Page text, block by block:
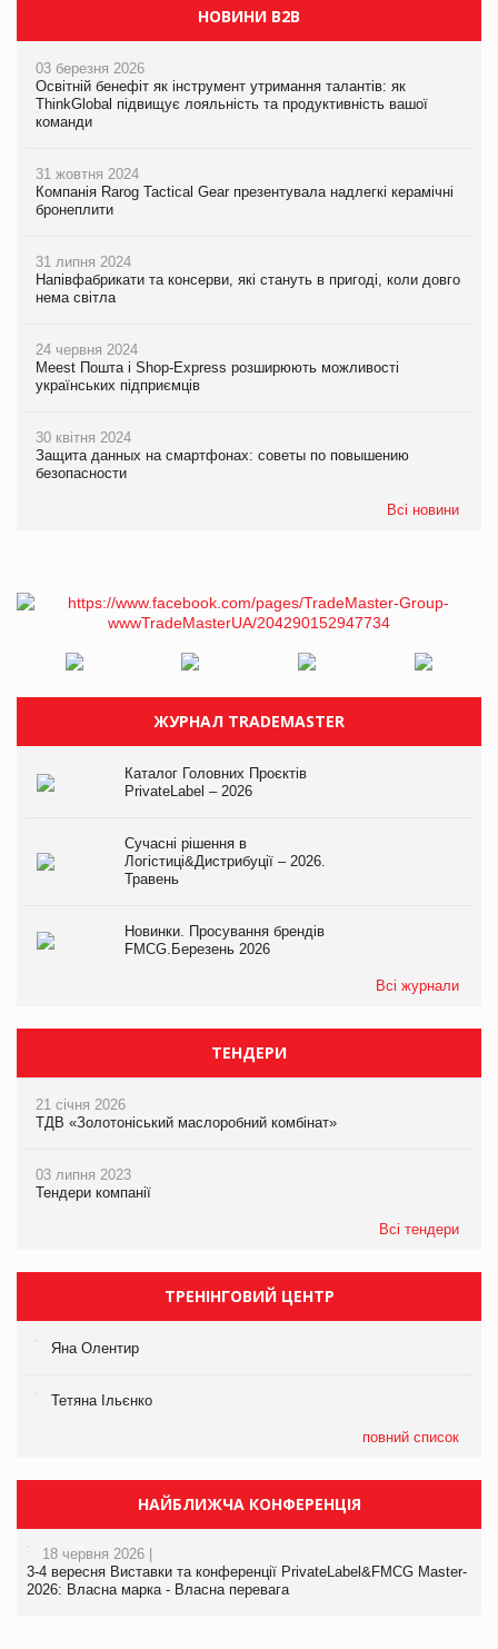
НОВИНИ B2B
03 березня 2026
Освітній бенефіт як інструмент утримання талантів: як
ThinkGlobal підвищує лояльність та продуктивність вашої
команди
31 жовтня 2024
Компанія Rarog Tactical Gear презентувала надлегкі керамічні
бронеплити
31 липня 2024
Напівфабрикати та консерви, які стануть в пригоді, коли довго
нема світла
24 червня 2024
Meest Пошта і Shop-Express розширюють можливості
українських підприємців
30 квітня 2024
Защита данных на смартфонах: советы по повышению
безопасности
Всі новини
ЖУРНАЛ TRADEMASTER
Каталог Головних Проєктів
PrivateLabel – 2026
Сучасні рішення в
Логістиці&Дистрибуції – 2026.
Травень
Новинки. Просування брендів
FMCG.Березень 2026
Всі журнали
ТЕНДЕРИ
21 січня 2026
ТДВ «Золотоніський маслоробний комбінат»
03 липня 2023
Тендери компанії
Всі тендери
ТРЕНІНГОВИЙ ЦЕНТР
Яна Олентир
Тетяна Ільєнко
повний список
НАЙБЛИЖЧА КОНФЕРЕНЦІЯ
18 червня 2026 |
3-4 вересня Виставки та конференції PrivateLabel&FMCG Master-
2026: Власна марка - Власна перевага